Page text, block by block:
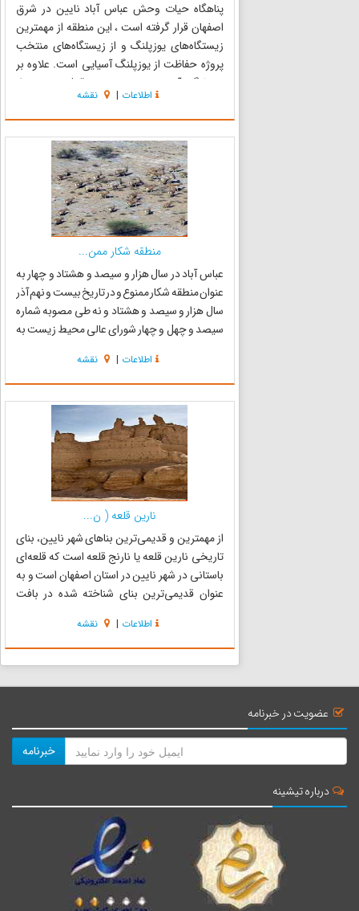
پناهگاه حیات وحش عباس آباد نایین در شرق
اصفهان قرار گرفته است ، این منطقه از مهمترین
زیستگاه‌های یوزپلنگ و از زیستگاه‌های منتخب
پروژه حفاظت از یوزپلنگ آسیایی است. علاوه بر
یوزپلنگ آسیایی جمعیت‌های قابل توجهی از
گونه‌های کمیاب و در خطر انقراض کشور از جمله
گربه شنی، شاه روباه، هوبره،جب...
اطلاعات | نقشه
منطقه شکار ممن...
عباس آباد در سال هزار و سیصد و هشتاد و چهار به
عنوان منطقه شکار ممنوع و در تاریخ بیست و نهم آذر
سال هزار و سیصد و هشتاد و نه طی مصوبه شماره
سیصد و چهل و چهار شورای عالی محیط زیست به
محیطی از جمله حضور یوزپلنگ آسیایی و وجود
انواع گونه‌های کمیاب، نادر...
اطلاعات | نقشه
نارین قلعه ( ن...
از مهمترین و قدیمی‌ترین بناهای شهر نایین، بنای
تاریخی نارین قلعه یا نارنج قلعه است که قلعه‌ای
باستانی در شهر نایین در استان اصفهان است و به
عنوان قدیمی‌ترین بنای شناخته شده در بافت
درست در مرکز بافت تاریخی شهر نایین و در بین
محله‌های قدیمی یع...
اطلاعات | نقشه
عضویت در خبرنامه
خبرنامه
درباره تیشینه